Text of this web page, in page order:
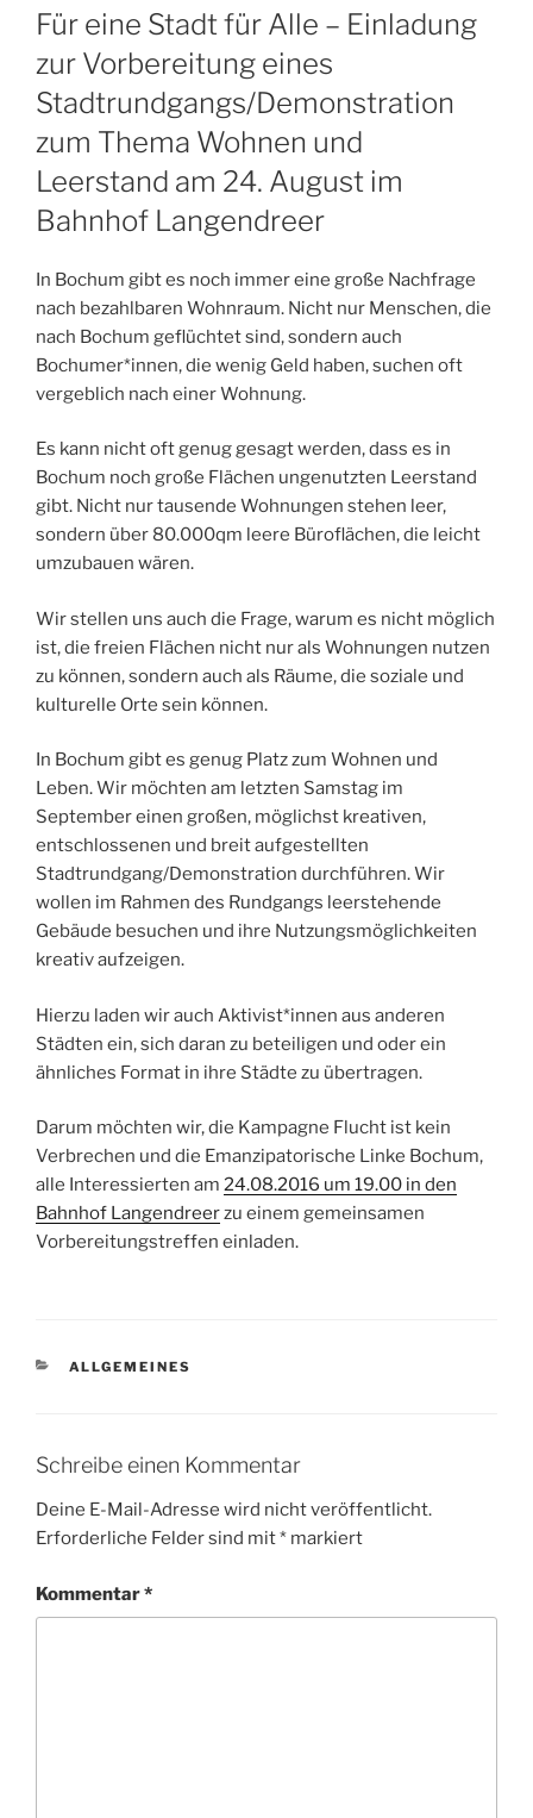
AM
Für eine Stadt für Alle – Einladung
zur Vorbereitung eines
Stadtrundgangs/Demonstration
zum Thema Wohnen und
Leerstand am 24. August im
Bahnhof Langendreer
In Bochum gibt es noch immer eine große Nachfrage
nach bezahlbaren Wohnraum. Nicht nur Menschen, die
nach Bochum geflüchtet sind, sondern auch
Bochumer*innen, die wenig Geld haben, suchen oft
vergeblich nach einer Wohnung.
Es kann nicht oft genug gesagt werden, dass es in
Bochum noch große Flächen ungenutzten Leerstand
gibt. Nicht nur tausende Wohnungen stehen leer,
sondern über 80.000qm leere Büroflächen, die leicht
umzubauen wären.
Wir stellen uns auch die Frage, warum es nicht möglich
ist, die freien Flächen nicht nur als Wohnungen nutzen
zu können, sondern auch als Räume, die soziale und
kulturelle Orte sein können.
In Bochum gibt es genug Platz zum Wohnen und
Leben. Wir möchten am letzten Samstag im
September einen großen, möglichst kreativen,
entschlossenen und breit aufgestellten
Stadtrundgang/Demonstration durchführen. Wir
wollen im Rahmen des Rundgangs leerstehende
Gebäude besuchen und ihre Nutzungsmöglichkeiten
kreativ aufzeigen.
Hierzu laden wir auch Aktivist*innen aus anderen
Städten ein, sich daran zu beteiligen und oder ein
ähnliches Format in ihre Städte zu übertragen.
Darum möchten wir, die Kampagne Flucht ist kein
Verbrechen und die Emanzipatorische Linke Bochum,
alle Interessierten am 24.08.2016 um 19.00 in den
Bahnhof Langendreerzu einem gemeinsamen
Vorbereitungstreffen einladen.
KATEGORIEN
ALLGEMEINES
Schreibe einen Kommentar
Deine E-Mail-Adresse wird nicht veröffentlicht.
Erforderliche Felder sind mit* markiert
Kommentar*